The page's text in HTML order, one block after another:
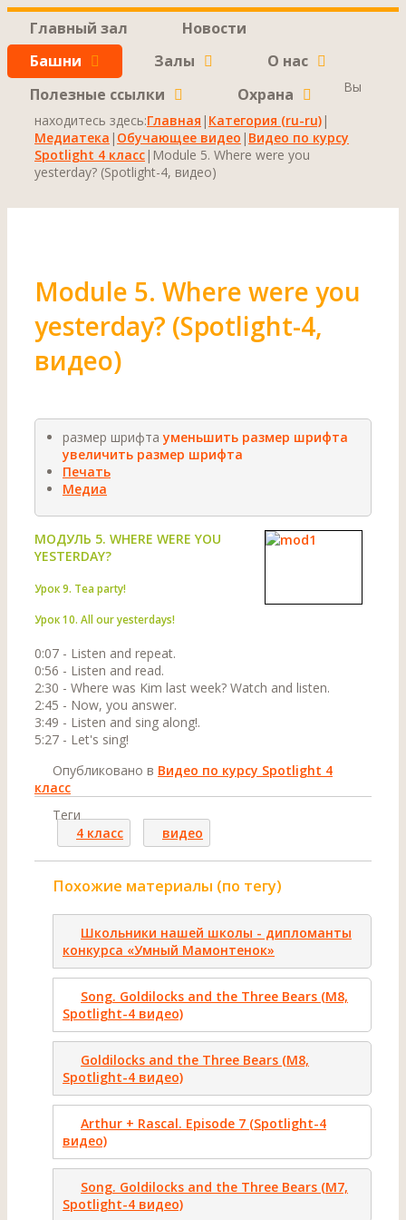
Главный зал
Новости
Башни
Залы
О нас
Полезные ссылки
Охрана
Вы
находитесь здесь:Главная | Категория (ru-ru) |
Медиатека | Обучающее видео | Видео по курсу
Spotlight 4 класс | Module 5. Where were you
yesterday? (Spotlight-4, видео)
Module 5. Where were you
yesterday? (Spotlight-4,
видео)
размер шрифта уменьшить размер шрифта
увеличить размер шрифта
Печать
Медиа
МОДУЛЬ 5. WHERE WERE YOU
YESTERDAY?
Урок 9. Tea party!
Урок 10. All our yesterdays!
0:07 - Listen and repeat.
0:56 - Listen and read.
2:30 - Where was Kim last week? Watch and listen.
2:45 - Now, you answer.
3:49 - Listen and sing along!.
5:27 - Let's sing!
Опубликовано в Видео по курсу Spotlight 4
класс
Теги
4 класс
видео
Похожие материалы (по тегу)
Школьники нашей школы - дипломанты
конкурса «Умный Мамонтенок»
Song. Goldilocks and the Three Bears (M8,
Spotlight-4 видео)
Goldilocks and the Three Bears (M8,
Spotlight-4 видео)
Arthur + Rascal. Episode 7 (Spotlight-4
видео)
Song. Goldilocks and the Three Bears (M7,
Spotlight-4 видео)